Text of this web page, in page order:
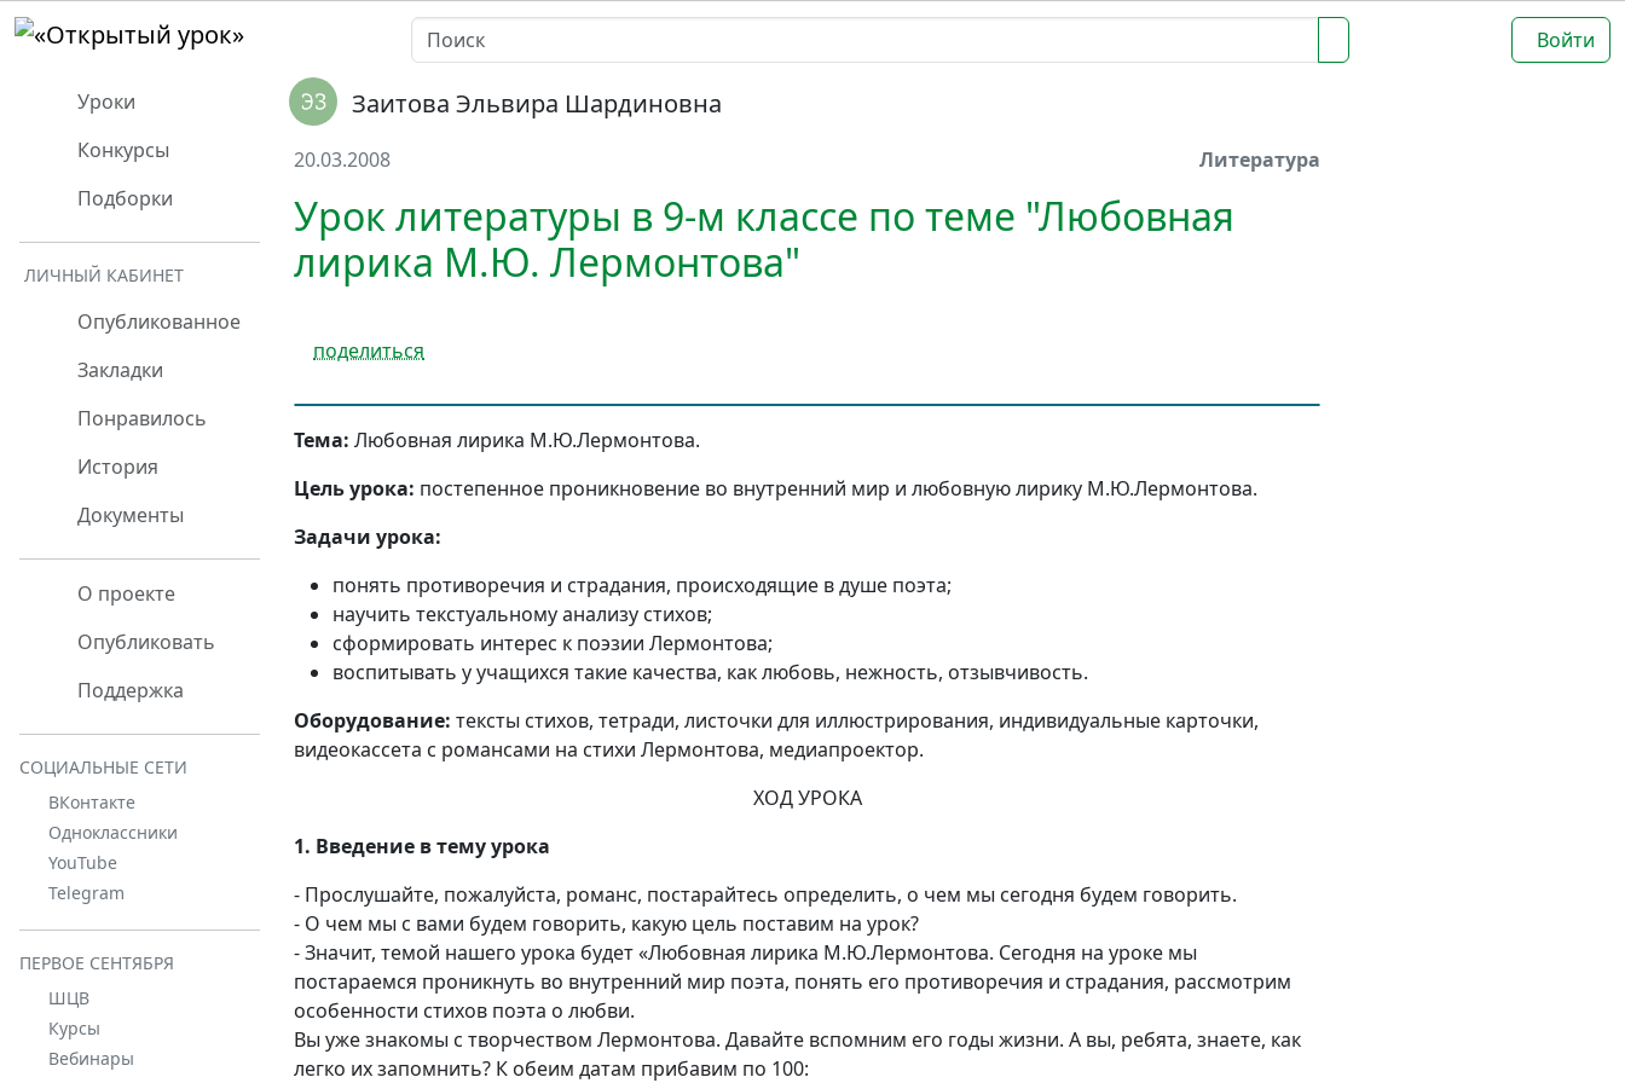
Войти
Уроки
Конкурсы
Подборки
ЛИЧНЫЙ КАБИНЕТ
Опубликованное
Закладки
Понравилось
История
Документы
О проекте
Опубликовать
Поддержка
СОЦИАЛЬНЫЕ СЕТИ
ВКонтакте
Одноклассники
YouTube
Telegram
ПЕРВОЕ СЕНТЯБРЯ
ШЦВ
Курсы
Вебинары
Заитова Эльвира Шардиновна
20.03.2008 Литература
Урок литературы в 9-м классе по теме "Любовная
лирика М.Ю. Лермонтова"
поделиться
Тема: Любовная лирика М.Ю.Лермонтова.
Цель урока: постепенное проникновение во внутренний мир и любовную лирику М.Ю.Лермонтова.
Задачи урока:
понять противоречия и страдания, происходящие в душе поэта;
научить текстуальному анализу стихов;
сформировать интерес к поэзии Лермонтова;
воспитывать у учащихся такие качества, как любовь, нежность, отзывчивость.
Оборудование: тексты стихов, тетради, листочки для иллюстрирования, индивидуальные карточки,
видеокассета с романсами на стихи Лермонтова, медиапроектор.
ХОД УРОКА
1. Введение в тему урока
- Прослушайте, пожалуйста, романс, постарайтесь определить, о чем мы сегодня будем говорить.
- О чем мы с вами будем говорить, какую цель поставим на урок?
- Значит, темой нашего урока будет «Любовная лирика М.Ю.Лермонтова. Сегодня на уроке мы
постараемся проникнуть во внутренний мир поэта, понять его противоречия и страдания, рассмотрим
особенности стихов поэта о любви.
Вы уже знакомы с творчеством Лермонтова. Давайте вспомним его годы жизни. А вы, ребята, знаете, как
легко их запомнить? К обеим датам прибавим по 100: